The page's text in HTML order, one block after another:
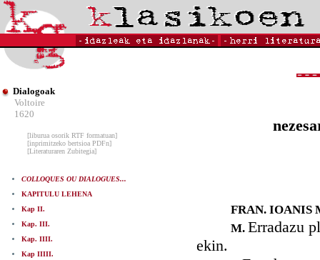
Dialogoak
Voltoire
1620
[liburua osorik RTF formatuan]
[inprimitzeko bertsioa PDFn]
[Literaturaren Zubitegia]
COLLOQUES OU DIALOGUES...
KAPITULU LEHENA
Kap II.
Kap. III.
Kap. IIII.
Kap IIIII.
FRAN. IOANIS
M. Erradazu
ekin.